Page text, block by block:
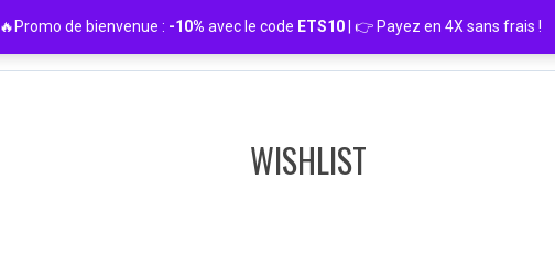
WISHLIST
🔥Promo de bienvenue : -10% avec le code ETS10 | 👉 Payez en 4X sans frais